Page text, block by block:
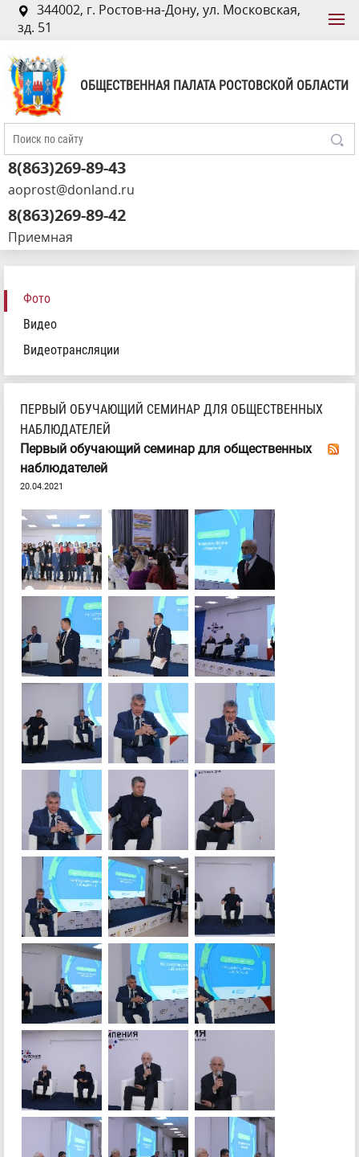
344002, г. Ростов-на-Дону, ул. Московская,
зд. 51
ОБЩЕСТВЕННАЯ ПАЛАТА РОСТОВСКОЙ ОБЛАСТИ
8(863)269-89-43
aoprost@donland.ru
8(863)269-89-42
Приемная
Фото
Видео
Видеотрансляции
ПЕРВЫЙ ОБУЧАЮЩИЙ СЕМИНАР ДЛЯ ОБЩЕСТВЕННЫХ
НАБЛЮДАТЕЛЕЙ
Первый обучающий семинар для общественных
наблюдателей
20.04.2021